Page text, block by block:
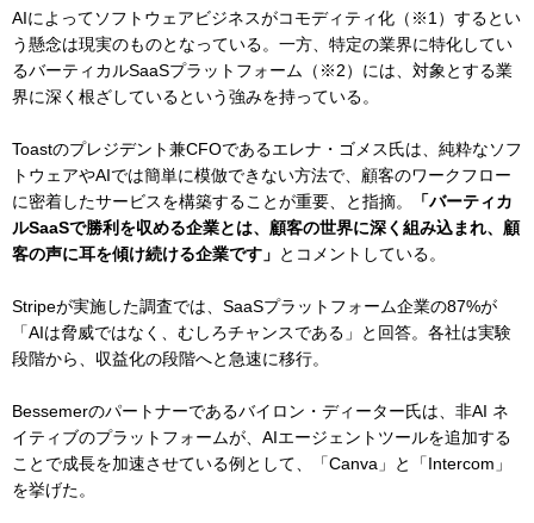
AIによってソフトウェアビジネスがコモディティ化（※1）するとい
う懸念は現実のものとなっている。一方、特定の業界に特化してい
るバーティカルSaaSプラットフォーム（※2）には、対象とする業
界に深く根ざしているという強みを持っている。
Toastのプレジデント兼CFOであるエレナ・ゴメス氏は、純粋なソフ
トウェアやAIでは簡単に模倣できない方法で、顧客のワークフロー
に密着したサービスを構築することが重要、と指摘。
「バーティカ
ルSaaSで勝利を収める企業とは、顧客の世界に深く組み込まれ、顧
客の声に耳を傾け続ける企業です」 とコメントしている。
Stripeが実施した調査では、SaaSプラットフォーム企業の87%が
「AIは脅威ではなく、むしろチャンスである」と回答。各社は実験
段階から、収益化の段階へと急速に移行。
Bessemerのパートナーであるバイロン・ディーター氏は、非AI ネ
イティブのプラットフォームが、AIエージェントツールを追加する
ことで成長を加速させている例として、「Canva」と「Intercom」
を挙げた。